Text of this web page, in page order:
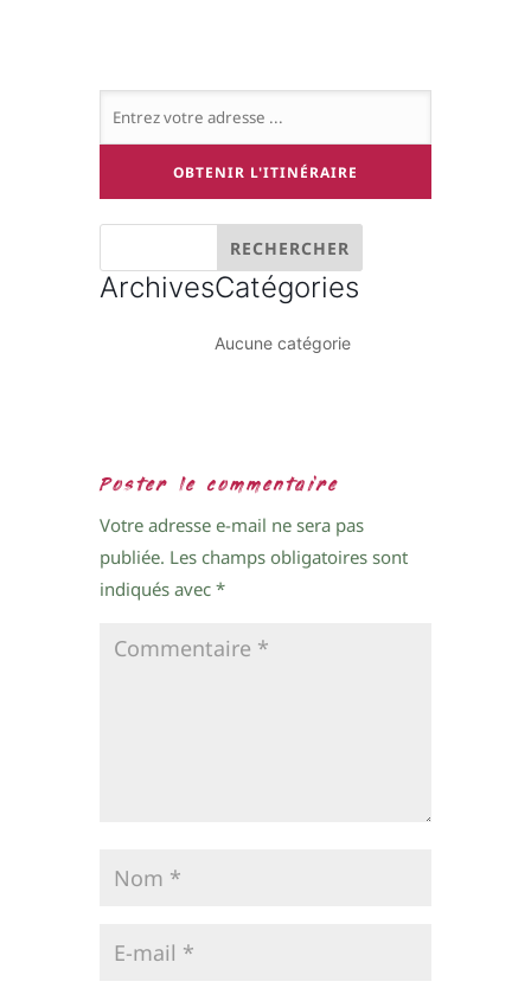
ArchivesCatégories
Aucune catégorie
Poster le commentaire
Votre adresse e-mail ne sera pas
publiée. Les champs obligatoires sont
indiqués avec *